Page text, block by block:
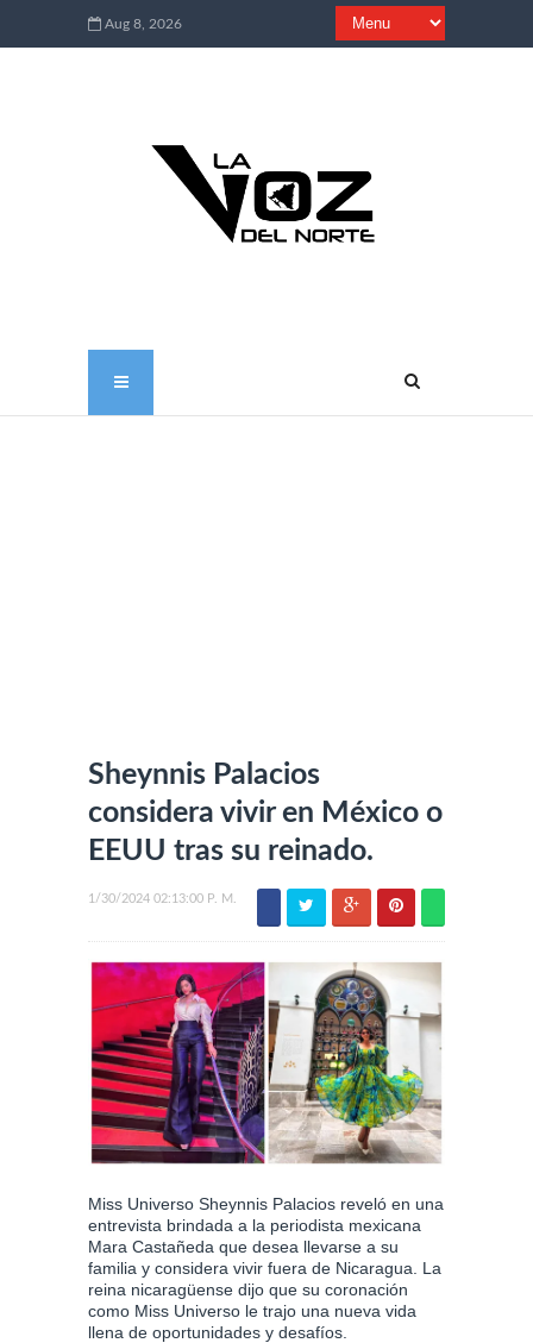
Aug 8, 2026
Sheynnis Palacios
considera vivir en México o
EEUU tras su reinado.
1/30/2024 02:13:00 P. M.
Miss Universo Sheynnis Palacios reveló en una
entrevista brindada a la periodista mexicana
Mara Castañeda que desea llevarse a su
familia y considera vivir fuera de Nicaragua. La
reina nicaragüense dijo que su coronación
como Miss Universo le trajo una nueva vida
llena de oportunidades y desafíos.